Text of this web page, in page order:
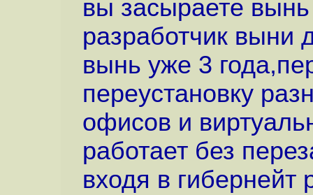
вы засыраете
разработчик выни
вынь уже 3
переустановку
офисов и
работает без
входя в гибернейт